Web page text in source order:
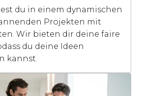
du in einem dynamischen
Projekten mit
Wir bieten dir deine faire
du deine Ideen
kannst.